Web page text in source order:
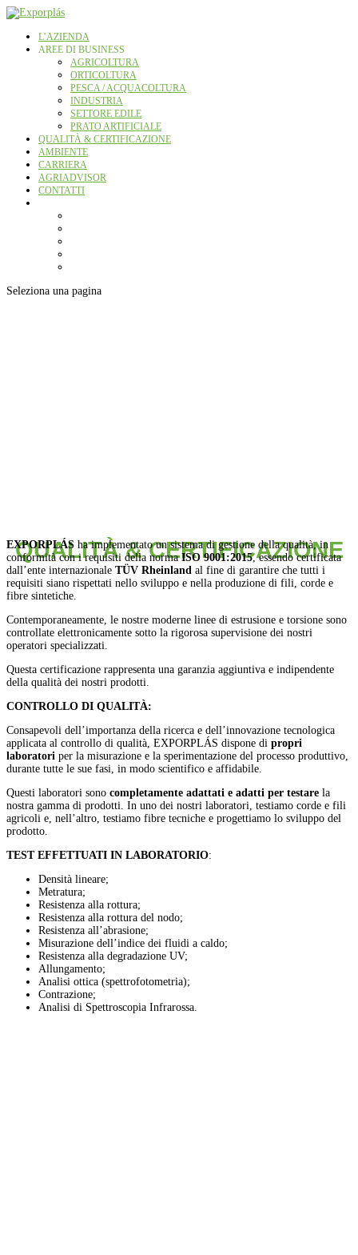
L’AZIENDA
AREE DI BUSINESS
AGRICOLTURA
ORTICOLTURA
PESCA / ACQUACOLTURA
INDUSTRIA
SETTORE EDILE
PRATO ARTIFICIALE
QUALITÀ & CERTIFICAZIONE
AMBIENTE
CARRIERA
AGRIADVISOR
CONTATTI
Seleziona una pagina
QUALITÀ & CERTIFICAZIONE
EXPORPLÁS ha implementato un sistema di gestione della qualità, in
conformità con i requisiti della normaISO 9001:2015, essendo certificata
dall’ente internazionale TÜV Rheinland al fine di garantire che tutti i
requisiti siano rispettati nello sviluppo e nella produzione di fili, corde e
fibre sintetiche.
Contemporaneamente, le nostre moderne linee di estrusione e torsione sono
controllate elettronicamente sotto la rigorosa supervisione dei nostri
operatori specializzati.
Questa certificazione rappresenta una garanzia aggiuntiva e indipendente
della qualità dei nostri prodotti.
CONTROLLO DI QUALITÀ:
Consapevoli dell’importanza della ricerca e dell’innovazione tecnologica
applicata al controllo di qualità, EXPORPLÁS dispone di propri
laboratori per la misurazione e la sperimentazione del processo produttivo,
durante tutte le sue fasi, in modo scientifico e affidabile.
Questi laboratori sono completamente adattati e adatti per testare la
nostra gamma di prodotti. In uno dei nostri laboratori, testiamo corde e fili
agricoli e, nell’altro, testiamo fibre tecniche e progettiamo lo sviluppo del
prodotto.
TEST EFFETTUATI IN LABORATORIO:
Densità lineare;
Metratura;
Resistenza alla rottura;
Resistenza alla rottura del nodo;
Resistenza all’abrasione;
Misurazione dell’indice dei fluidi a caldo;
Resistenza alla degradazione UV;
Allungamento;
Analisi ottica (spettrofotometria);
Contrazione;
Analisi di Spettroscopia Infrarossa.